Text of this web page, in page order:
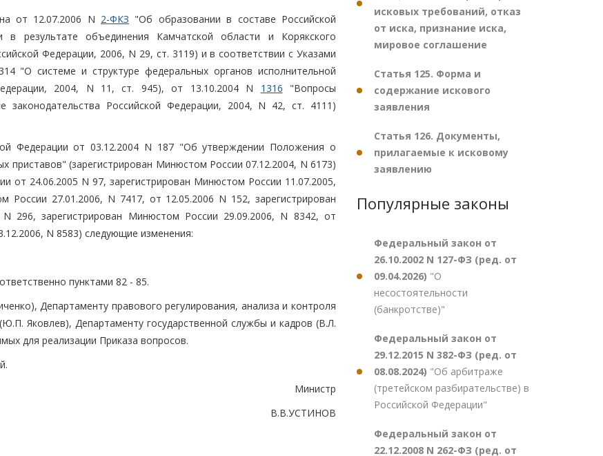
от 12.07.2006 N 2-ФКЗ "Об образовании в составе Российской
в результате объединения Камчатской области и Корякского
Федерации, 2006, N 29, ст. 3119) и в соответствии с Указами
"О системе и структуре федеральных органов исполнительной
2004, N 11, ст. 945), от 13.10.2004 N 1316 "Вопросы
законодательства Российской Федерации, 2004, N 42, ст. 4111)
Федерации от 03.12.2004 N 187 "Об утверждении Положения о
приставов" (зарегистрирован Минюстом России 07.12.2004, N 6173)
от 24.06.2005 N 97, зарегистрирован Минюстом России 11.07.2005,
27.01.2006, N 7417, от 12.05.2006 N 152, зарегистрирован
296, зарегистрирован Минюстом России 29.09.2006, N 8342, от
N 8583) следующие изменения:
пунктами 82 - 85.
Департаменту правового регулирования, анализа и контроля
Яковлев), Департаменту государственной службы и кадров (В.Л.
для реализации Приказа вопросов.
Министр
В.В.УСТИНОВ
исковых требований, отказ
от иска, признание иска,
мировое соглашение
Статья 125. Форма и
содержание искового
заявления
Статья 126. Документы,
прилагаемые к исковому
заявлению
Популярные законы
Федеральный закон от
26.10.2002 N 127-ФЗ (ред. от
09.04.2026) "О
несостоятельности
(банкротстве)"
Федеральный закон от
29.12.2015 N 382-ФЗ (ред. от
08.08.2024) "Об арбитраже
(третейском разбирательстве) в
Российской Федерации"
Федеральный закон от
22.12.2008 N 262-ФЗ (ред. от